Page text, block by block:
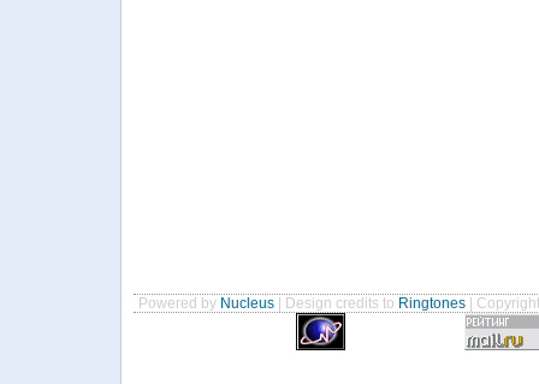
Powered by Nucleus | Design credits to Ringtones |